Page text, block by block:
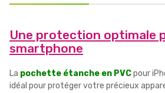
Une protection optimale
smartphone
La pochette étanche en PVCpour
idéal pour protéger votre précieux